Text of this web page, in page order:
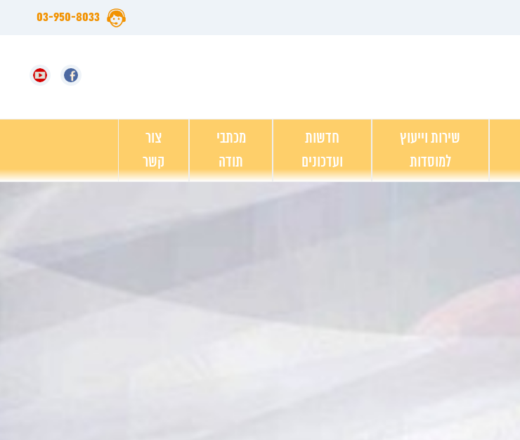
03-950-8033
שירות וייעוץ
למוסדות
חדשות
ועדכונים
מכתבי
תודה
צור
קשר